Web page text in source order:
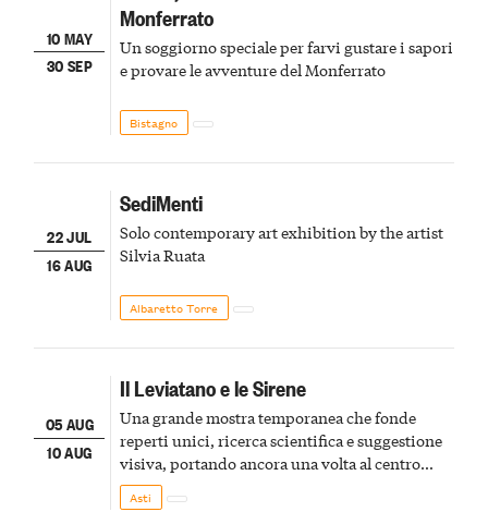
10 MAY
30 SEP
Monferrato
Un soggiorno speciale per farvi gustare i sapori
e provare le avventure del Monferrato
Bistagno
22 JUL
16 AUG
SediMenti
Solo contemporary art exhibition by the artist
Silvia Ruata
Albaretto Torre
05 AUG
10 AUG
Il Leviatano e le Sirene
Una grande mostra temporanea che fonde
reperti unici, ricerca scientifica e suggestione
visiva, portando ancora una volta al centro
della scena le meraviglie del passato astigiano
Asti